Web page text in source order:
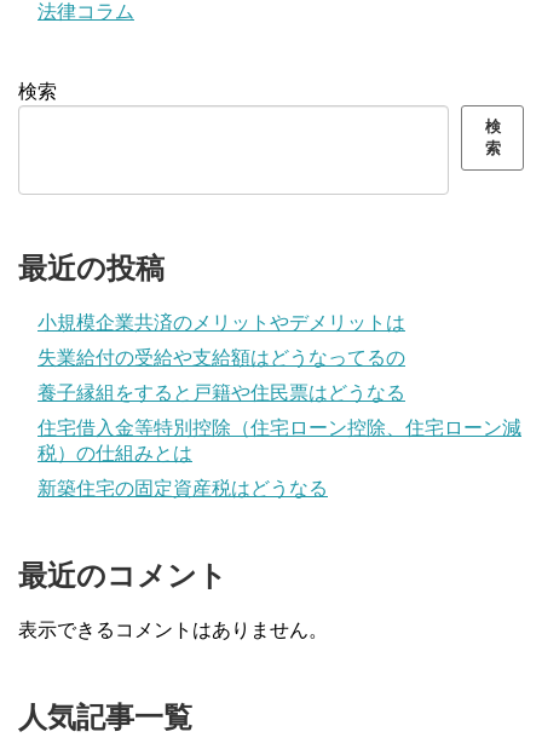
法律コラム
検索
検
索
最近の投稿
小規模企業共済のメリットやデメリットは
失業給付の受給や支給額はどうなってるの
養子縁組をすると戸籍や住民票はどうなる
住宅借入金等特別控除（住宅ローン控除、住宅ローン減
税）の仕組みとは
新築住宅の固定資産税はどうなる
最近のコメント
表示できるコメントはありません。
人気記事一覧